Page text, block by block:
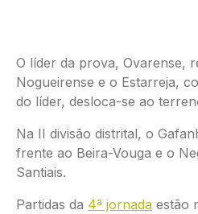
O líder da prova, Ovarense,
Nogueirense e o Estarreja,
do líder, desloca-se ao
Na II divisão distrital, o
frente ao Beira-Vouga e o
Santiais.
Partidas da 4ª jornada estão